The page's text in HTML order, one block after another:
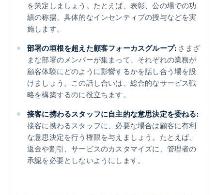
を策定しましょう。たとえば、表彰、公の場での功
績の称揚、具体的なインセンティブの授与などを実
施します。
部署の垣根を超えた顧客フォーカスグループ: さまざ
まな部署のメンバーが集まって、それぞれの業務が
顧客体験にどのように影響するかを話し合う場を設
けましょう。この話し合いは、総合的なサービス戦
略を構築するのに役立ちます。
接客に携わるスタッフに自主的な意思決定を委ねる:
接客に携わるスタッフに、必要な場合は顧客に有利
な意思決定を行う権限を与えましょう。たとえば、
返金や割引、サービスのカスタマイズに、管理者の
承認を必要としないようにします。